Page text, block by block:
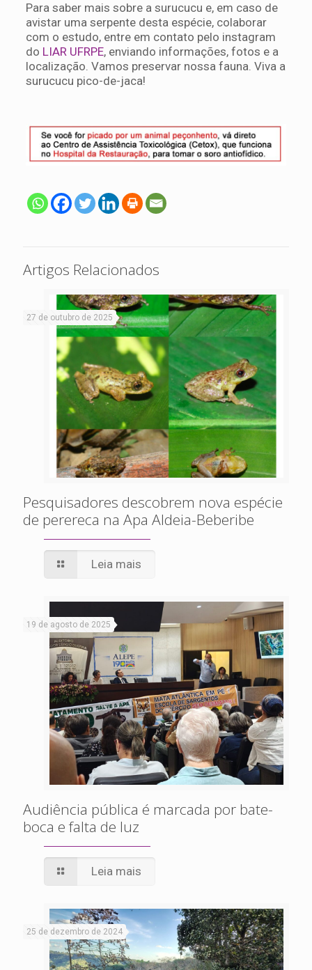
Para saber mais sobre a surucucu e, em caso de
avistar uma serpente desta espécie, colaborar
com o estudo, entre em contato pelo instagram
do LIAR UFRPE, enviando informações, fotos e a
localização. Vamos preservar nossa fauna. Viva a
surucucu pico-de-jaca!
Artigos Relacionados
27 de outubro de 2025
Pesquisadores descobrem nova espécie
de perereca na Apa Aldeia-Beberibe
Leia mais
19 de agosto de 2025
Audiência pública é marcada por bate-
boca e falta de luz
Leia mais
25 de dezembro de 2024